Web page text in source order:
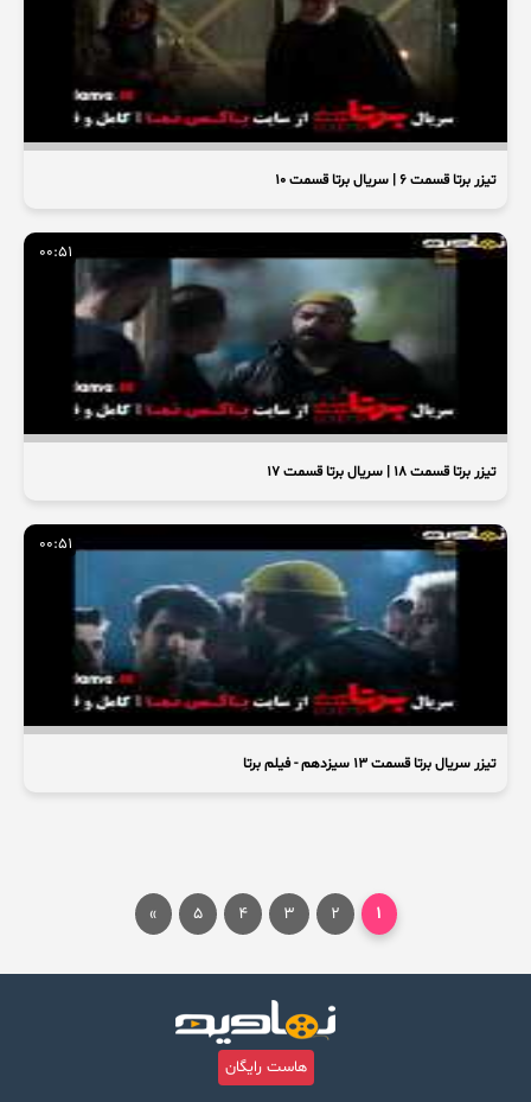
تیزر برتا قسمت ۶ | سریال برتا قسمت ۱۰
00:51
تیزر برتا قسمت ۱۸ | سریال برتا قسمت ۱۷
00:51
تیزر سریال برتا قسمت ۱۳ سیزدهم - فیلم برتا
1
2
3
4
5
»
هاست رایگان